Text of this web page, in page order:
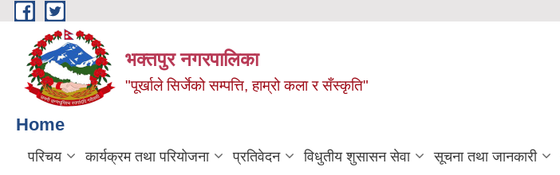
Skip to main content
भक्तपुर नगरपालिका
"पूर्खाले सिर्जेको सम्पत्ति, हाम्रो कला र सँस्कृति"
Home
परिचय कार्यक्रम तथा परियोजना प्रतिवेदन विधुतीय शुसासन सेवा सूचना तथा जानकारी